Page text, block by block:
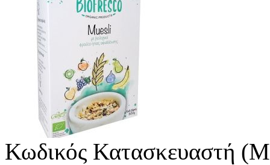
Κωδικός Κατασκευαστή